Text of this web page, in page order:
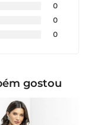
0
0
0
gostou